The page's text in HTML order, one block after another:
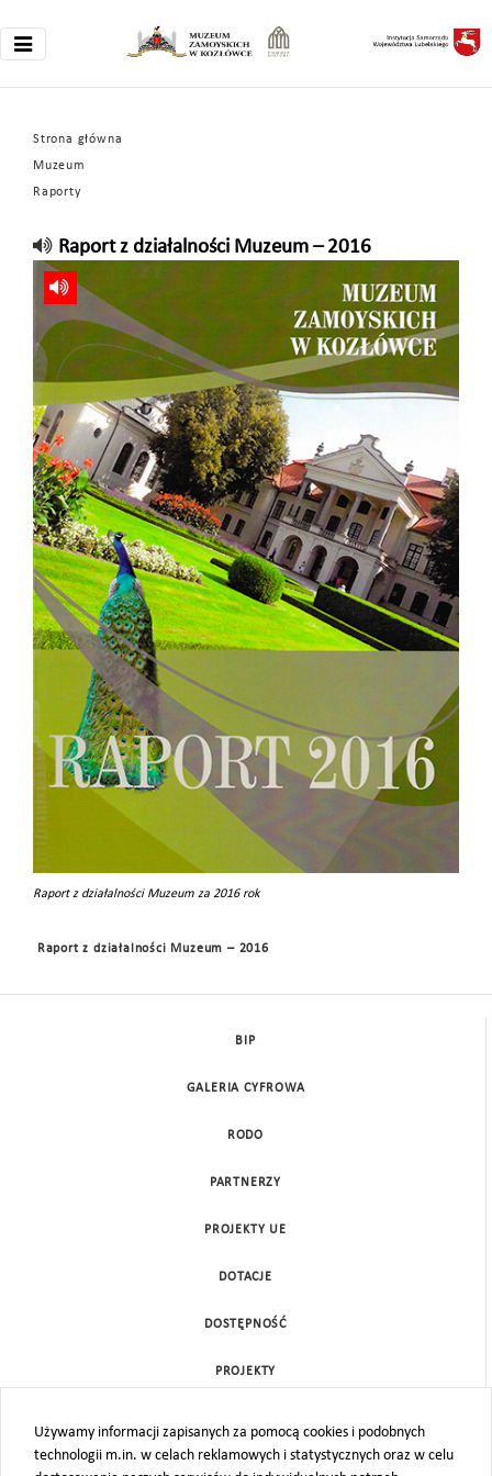
Strona główna
Muzeum
Raporty
Raport z działalności Muzeum – 2016
Raport z działalności Muzeum za 2016 rok
Raport z działalności Muzeum – 2016
Używamy informacji zapisanych za pomocą cookies i podobnych
technologii m.in. w celach reklamowych i statystycznych oraz w celu
BIP
GALERIA CYFROWA
RODO
PARTNERZY
PROJEKTY UE
DOTACJE
DOSTĘPNOŚĆ
PROJEKTY
MAPA STRONY